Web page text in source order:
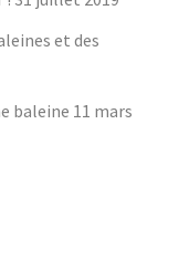
et des
baleine 11 mars